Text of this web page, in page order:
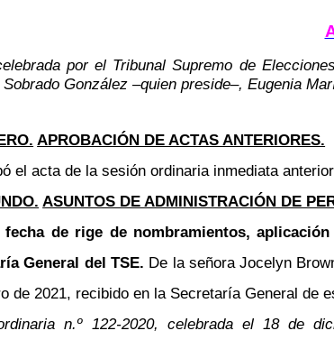
por el Tribunal Supremo de
González –quien preside–, Eugenia
APROBACIÓN DE ACTAS ANTERIORES.
el acta de la sesión ordinaria inmediata
ASUNTOS DE ADMINISTRACIÓN DE
fecha de rige de nombramientos,
General del TSE. De la señora Jocelyn
de 2021, recibido en la Secretaría General de
n.º 122-2020, celebrada el 18 de